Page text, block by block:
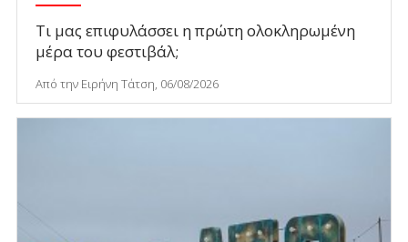
Τι μας επιφυλάσσει η πρώτη ολοκληρωμένη
μέρα του φεστιβάλ;
Από την Ειρήνη Τάτση, 06/08/2026